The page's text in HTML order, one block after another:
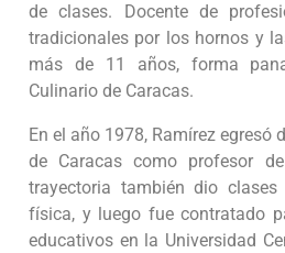
de clases. Docente de
tradicionales por los hornos y
más de 11 años, forma
Culinario de Caracas.
En el año 1978, Ramírez egresó
de Caracas como profesor
trayectoria también dio
física, y luego fue contratado
educativos en la Universidad